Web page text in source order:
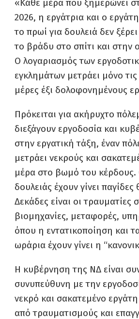
«Κάθε μέρα που ξημερώνει
2026, η εργάτρια και ο
το πρωί για δουλειά δεν
το βράδυ στο σπίτι και στην
Ο λογαριασμός των
εγκλημάτων μετράει μόνο τις
μέρες έξι δολοφονημένους
Πρόκειται για ακήρυχτο
διεξάγουν εργοδοσία και
στην εργατική τάξη, έναν
μετράει νεκρούς και
μέρα στο βωμό του κέρδους.
δουλειάς έχουν γίνει
Δεκάδες είναι οι τραυματίες
βιομηχανίες, μεταφορές,
όπου η εντατικοποίηση και
ωράρια έχουν γίνει η
Η κυβέρνηση της ΝΔ είναι
συνυπεύθυνη με την
νεκρό και σακατεμένο
από τραυματισμούς και